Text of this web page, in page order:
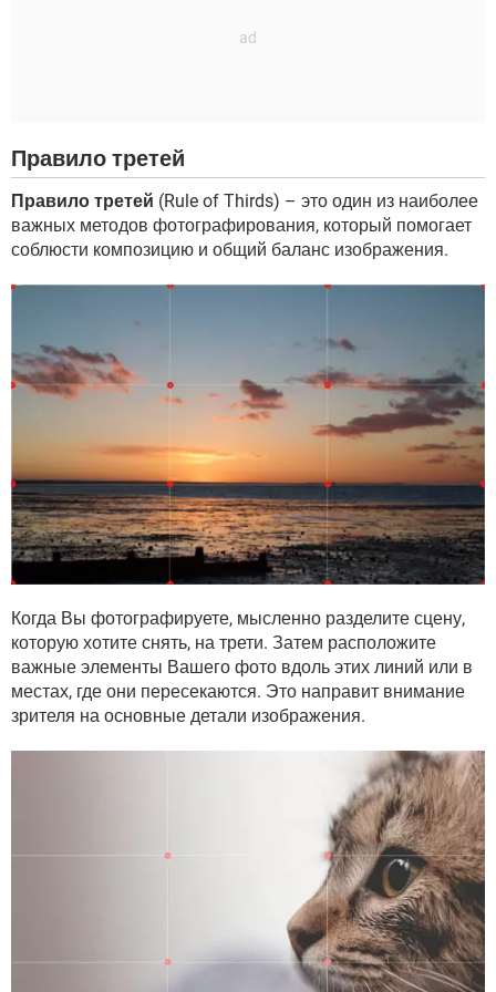
Правило третей
Правило третей (Rule of Thirds) – это один из наиболее
важных методов фотографирования, который помогает
соблюсти композицию и общий баланс изображения.
Когда Вы фотографируете, мысленно разделите сцену,
которую хотите снять, на трети. Затем расположите
важные элементы Вашего фото вдоль этих линий или в
местах, где они пересекаются. Это направит внимание
зрителя на основные детали изображения.